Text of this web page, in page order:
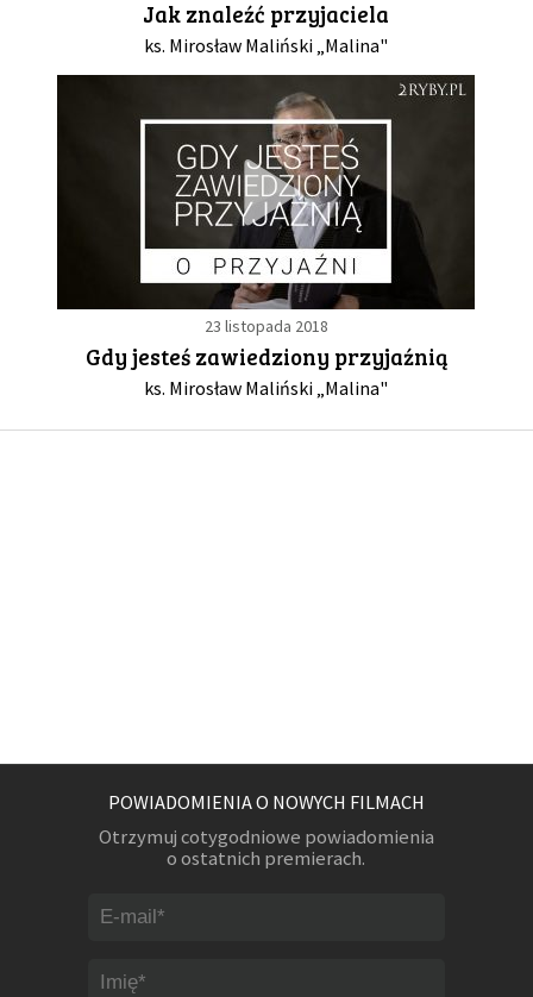
DRUŻYNA
WESPRZYJ NAS
PARTNERZY
NEWSLETTER
Jak znaleźć przyjaciela
ks. Mirosław Maliński „Malina"
23 listopada 2018
Gdy jesteś zawiedziony przyjaźnią
ks. Mirosław Maliński „Malina"
POWIADOMIENIA O NOWYCH FILMACH
Otrzymuj cotygodniowe powiadomienia
o ostatnich premierach.